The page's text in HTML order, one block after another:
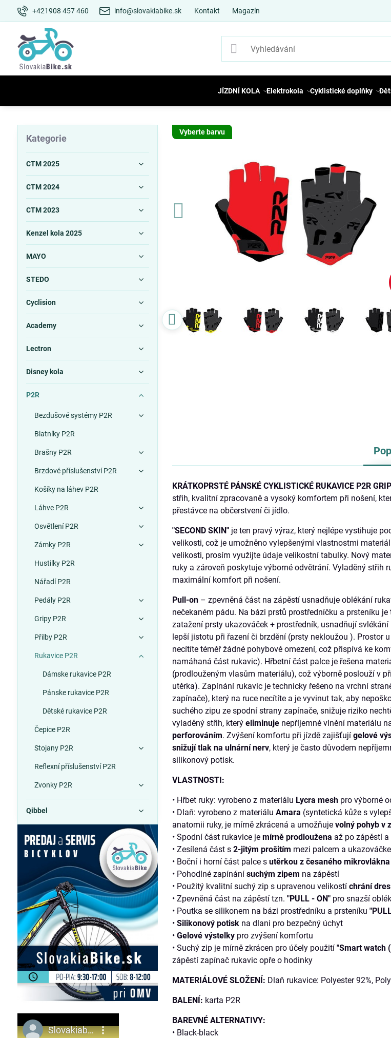
+421908 457 460 info@slovakiabike.sk Kontakt Magazín
JÍZDNÍ KOLA Elektrokola Cyklistické doplňky
Vyberte barvu
KRÁTKOPRSTÉ PÁNSKÉ CYKLISTICKÉ RUKAVICE P2R
střih, kvalitní zpracovaně a vysoký komfortem při nošení,
přestávce na občerstvení či jídlo.
"SECOND SKIN" je ten pravý výraz, který nejlépe vystihuje
velikosti, což je umožněno vylepšenými vlastnostmi
velikosti, prosím využijte údaje velikostní tabulky. Nový
ruky a zároveň poskytuje výborné odvětrání. Vyladěný střih
maximální komfort při nošení.
Pull-on – zpevněná část na zápěstí usnadňuje oblékání
nečekaném pádu. Na bázi prstů prostředníčku a prsteníku je
zatažení prsty ukazováček + prostředník, usnadňují
lepší jistotu při řazení či brzdění (prsty nekloužou ). Prostor
necítíte téměř žádné pohybové omezení, což přispívá ke
namáhaná část rukavic). Hřbetní část palce je řešena
(prodlouženým vlasům materiálu), což výborně poslouží v
utěrka). Zapínání rukavic je technicky řešeno na vrchní
zapínače), který na ruce necítíte a je vyvinut tak, aby
suchého zipu ze spodní strany zapínače, snižuje riziko
vyladěný střih, který eliminuje nepříjemné vlnění materiálu
perforováním. Zvýšení komfortu při jízdě zajišťujígelové
snižují tlak na ulnární nerv, který je často důvodem
silikonový potisk.
VLASTNOSTI:
• Hřbet ruky: vyrobeno z materiálu Lycra mesh pro výborné
• Dlaň: vyrobeno z materiáluAmara (syntetická kůže s
anatomii ruky, je mírně zkrácená a umožňujevolný pohyb v
• Spodní část rukavice jemírně prodloužena až po zápěstí
• Zesílená část s2-jitým prošitím mezi palcem a
• Boční i horní část palce sutěrkou z česaného mikrovlákna
• Pohodlné zapínánísuchým zipem na zápěstí
• Použitý kvalitní suchý zip s upravenou velikostíchrání dres
• Zpevněná část na zápěstí tzn."PULL - ON" pro snazší
• Poutka se silikonem na bázi prostředníku a prsteníku
•Silikonový potisk na dlani pro bezpečný úchyt
•Gelové výstelky pro zvýšení komfortu
• Suchý zip je mírně zkrácen pro účely použití "Smart watch
zápěstí zapínač rukavic opře o hodinky
MATERIÁLOVÉ SLOŽENÍ: Dlaň rukavice: Polyester 92%,
BALENÍ: karta P2R
BAREVNÉ ALTERNATIVY:
• Black-black
Kategorie
CTM 2025
CTM 2024
CTM 2023
Kenzel kola 2025
MAYO
STEDO
Cyclision
Academy
Lectron
Disney kola
P2R
Bezdušové systémy P2R
Blatníky P2R
Brašny P2R
Brzdové příslušenství P2R
Košíky na láhev P2R
Láhve P2R
Osvětlení P2R
Zámky P2R
Hustilky P2R
Nářadí P2R
Pedály P2R
Gripy P2R
Přilby P2R
Rukavice P2R
Dámske rukavice P2R
Pánske rukavice P2R
Dětské rukavice P2R
Čepice P2R
Stojany P2R
Reflexní příslušenství P2R
Zvonky P2R
Qibbel